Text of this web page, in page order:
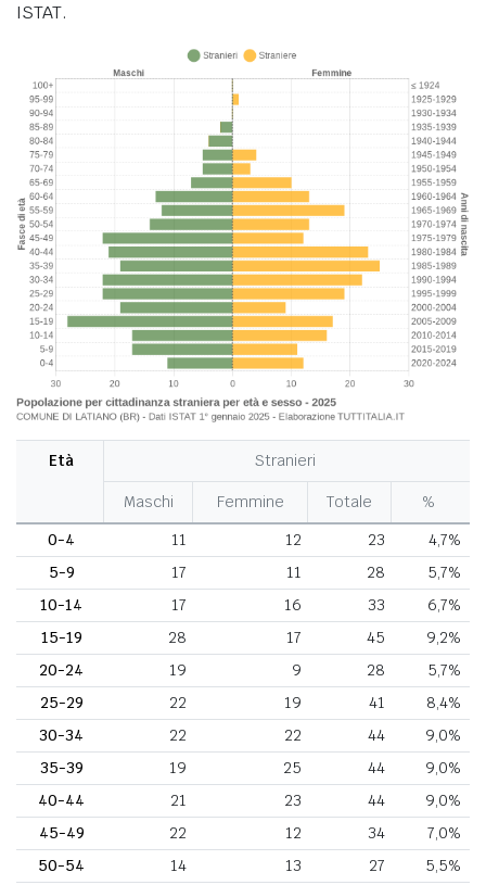
ISTAT.
Età Stranieri
Maschi Femmine Totale
%
0-4
11 12 23
4,7%
5-9
17 11 28
5,7%
10-14
17 16 33
6,7%
15-19
28 17 45
9,2%
20-24
19 9 28
5,7%
25-29
22 19 41
8,4%
30-34
22 22 44
9,0%
35-39
19 25 44
9,0%
40-44
21 23 44
9,0%
45-49
22 12 34
7,0%
50-54
14 13 27
5,5%